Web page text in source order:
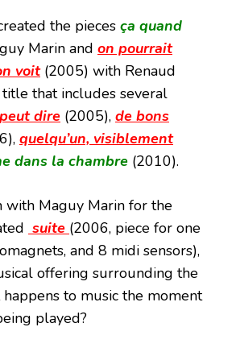
the pieces ça quand
Marin and on pourrait
voit (2005) with Renaud
that includes several
dire (2005), de bons
quelqu’un, visiblement
dans la chambre (2010).
with Maguy Marin for the
suite (2006, piece for one
and 8 midi sensors),
offering surrounding the
to music the moment
played?